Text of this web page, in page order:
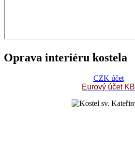
Oprava interiéru kostela
CZK účet
Eurový účet KB